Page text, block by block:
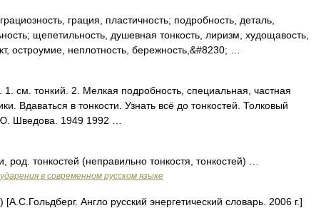
грация, пластичность; подробность, деталь,
щепетильность, душевная тонкость, лиризм, худощавость,
остроумие, неплотность, бережность,&#8230; …
тонкий. 2. Мелкая подробность, специальная, частная
Вдаваться в тонкости. Узнать всё до тонкостей. Толковый
Шведова. 1949 1992 …
род. тонкостей (неправильно тонкостя, тонкостей) …
в современном русском языке
Англо русский энергетический словарь. 2006 г.]